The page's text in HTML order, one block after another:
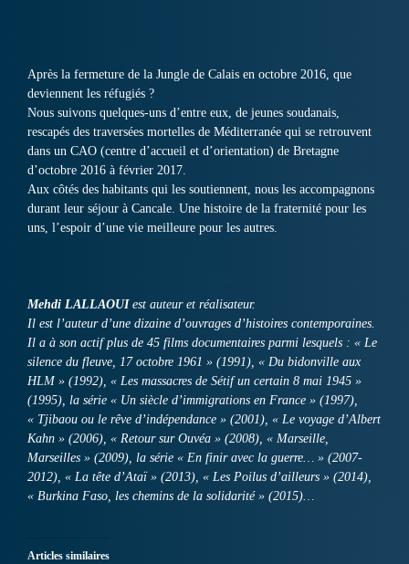
Après la fermeture de la Jungle de Calais en octobre 2016, que
deviennent les réfugiés ?
Nous suivons quelques-uns d’entre eux, de jeunes soudanais,
rescapés des traversées mortelles de Méditerranée qui se retrouvent
dans un CAO (centre d’accueil et d’orientation) de Bretagne
d’octobre 2016 à février 2017.
Aux côtés des habitants qui les soutiennent, nous les accompagnons
durant leur séjour à Cancale. Une histoire de la fraternité pour les
uns, l’espoir d’une vie meilleure pour les autres.
Mehdi LALLAOUIest auteur et réalisateur.
Il est l’auteur d’une dizaine d’ouvrages d’histoires contemporaines.
Il a à son actif plus de 45 films documentaires parmi lesquels : « Le
silence du fleuve, 17 octobre 1961 » (1991), « Du bidonville aux
HLM » (1992), « Les massacres de Sétif un certain 8 mai 1945 »
(1995), la série « Un siècle d’immigrations en France » (1997),
« Tjibaou ou le rêve d’indépendance » (2001), « Le voyage d’Albert
Kahn » (2006), « Retour sur Ouvéa » (2008), « Marseille,
Marseilles » (2009), la série « En finir avec la guerre… » (2007-
2012), « La tête d’Ataï » (2013), « Les Poilus d’ailleurs » (2014),
« Burkina Faso, les chemins de la solidarité » (2015)…
Articles similaires